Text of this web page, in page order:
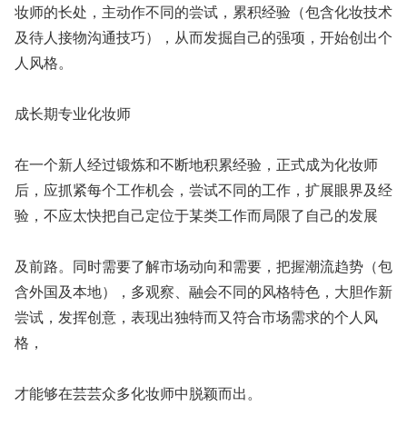
妆师的长处，主动作不同的尝试，累积经验（包含化妆技术
及待人接物沟通技巧），从而发掘自己的强项，开始创出个
人风格。
成长期专业化妆师
在一个新人经过锻炼和不断地积累经验，正式成为化妆师
后，应抓紧每个工作机会，尝试不同的工作，扩展眼界及经
验，不应太快把自己定位于某类工作而局限了自己的发展
及前路。同时需要了解市场动向和需要，把握潮流趋势（包
含外国及本地），多观察、融会不同的风格特色，大胆作新
尝试，发挥创意，表现出独特而又符合市场需求的个人风
格，
才能够在芸芸众多化妆师中脱颖而出。